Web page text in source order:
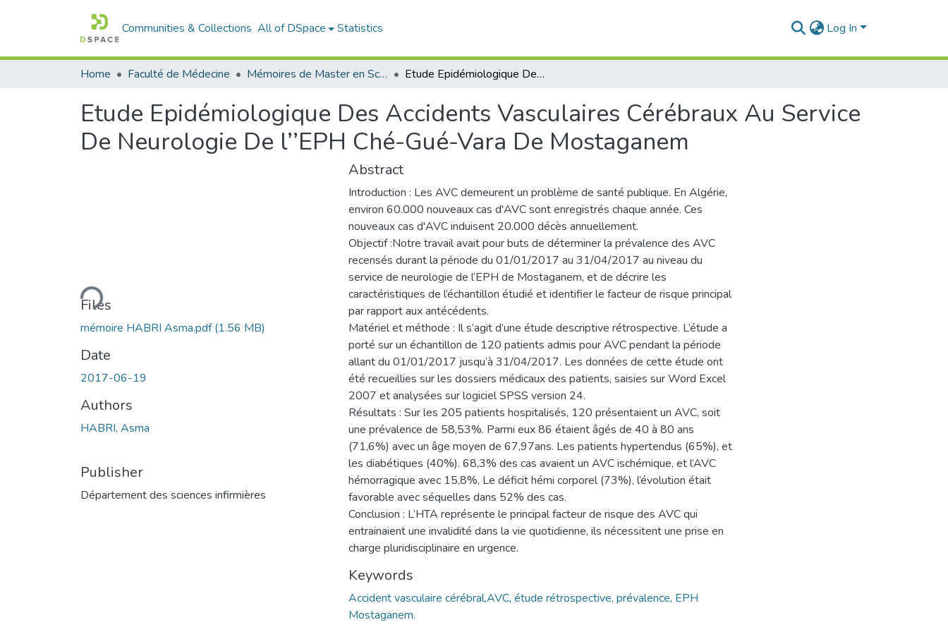
Communities & Collections All of DSpace Statistics Log In
Home Faculté de Médecine Mémoires de Master en Sciences Infirmières Etude Epidémiologique Des Accidents Vasculaires Cérébraux Au Service De Neurologie De l’’EPH Ché-Gué-Vara De Mostaganem
Etude Epidémiologique Des Accidents Vasculaires Cérébraux Au Service
De Neurologie De l’’EPH Ché-Gué-Vara De Mostaganem
Loading...
Files
mémoire HABRI Asma.pdf(1.56 MB)
Date
2017-06-19
Authors
HABRI, Asma
Publisher
Département des sciences infirmières
Abstract
Introduction : Les AVC demeurent un problème de santé publique. En Algérie,
environ 60.000 nouveaux cas d'AVC sont enregistrés chaque année. Ces
nouveaux cas d'AVC induisent 20.000 décès annuellement.
Objectif :Notre travail avait pour buts de déterminer la prévalence des AVC
recensés durant la période du 01/01/2017 au 31/04/2017 au niveau du
service de neurologie de l’EPH de Mostaganem, et de décrire les
caractéristiques de l’échantillon étudié et identifier le facteur de risque principal
par rapport aux antécédents.
Matériel et méthode : Il s’agit d’une étude descriptive rétrospective. L’étude a
porté sur un échantillon de 120 patients admis pour AVC pendant la période
allant du 01/01/2017 jusqu’à 31/04/2017. Les données de cette étude ont
été recueillies sur les dossiers médicaux des patients, saisies sur Word Excel
2007 et analysées sur logiciel SPSS version 24.
Résultats : Sur les 205 patients hospitalisés, 120 présentaient un AVC, soit
une prévalence de 58,53%. Parmi eux 86 étaient âgés de 40 à 80 ans
(71,6%) avec un âge moyen de 67,97ans. Les patients hypertendus (65%), et
les diabétiques (40%). 68,3% des cas avaient un AVC ischémique, et l’AVC
hémorragique avec 15,8%, Le déficit hémi corporel (73%), l’évolution était
favorable avec séquelles dans 52% des cas.
Conclusion : L’HTA représente le principal facteur de risque des AVC qui
entrainaient une invalidité dans la vie quotidienne, ils nécessitent une prise en
charge pluridisciplinaire en urgence.
Keywords
Accident vasculaire cérébral,AVC, étude rétrospective, prévalence, EPH
Mostaganem.